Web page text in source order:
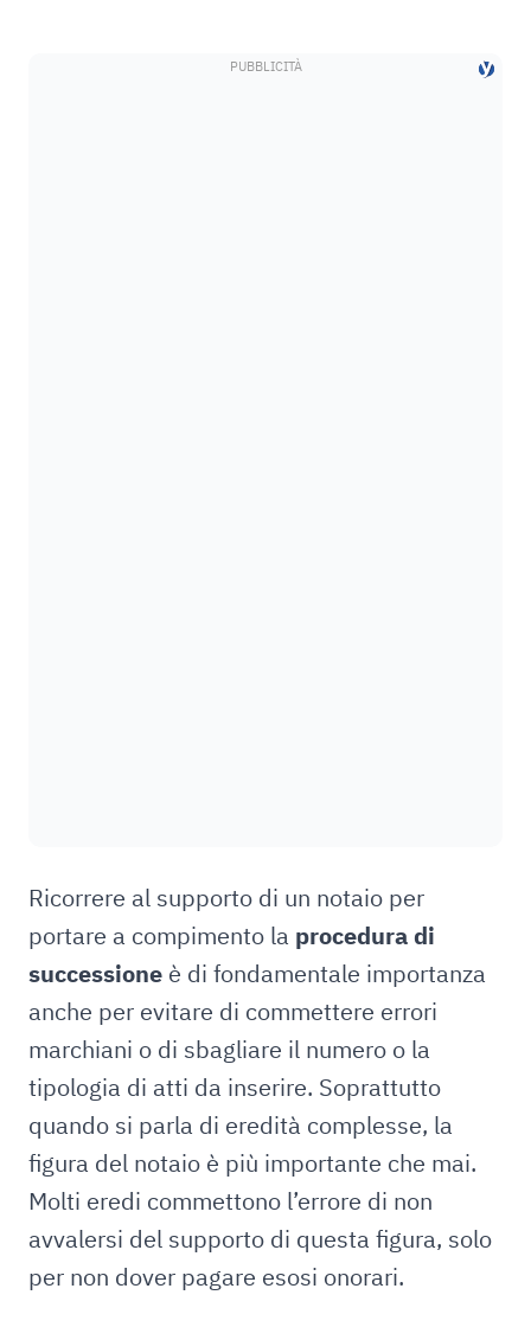
Ricorrere al supporto di un notaio per
portare a compimento la procedura di
successione è di fondamentale importanza
anche per evitare di commettere errori
marchiani o di sbagliare il numero o la
tipologia di atti da inserire. Soprattutto
quando si parla di eredità complesse, la
figura del notaio è più importante che mai.
Molti eredi commettono l’errore di non
avvalersi del supporto di questa figura, solo
per non dover pagare esosi onorari.